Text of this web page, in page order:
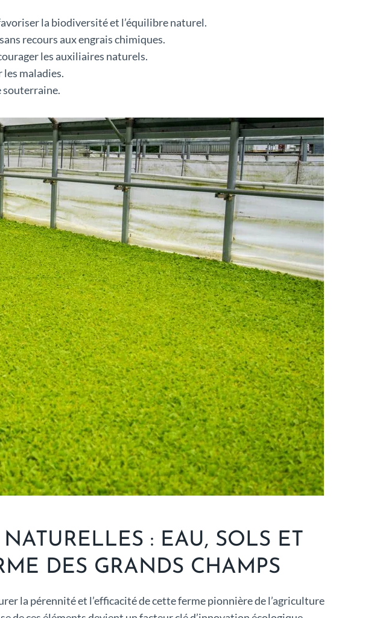
la biodiversité et l’équilibre naturel.
recours aux engrais chimiques.
les auxiliaires naturels.
les maladies.
souterraine.
: EAU, SOLS ET
DES GRANDS CHAMPS
la pérennité et l’efficacité de cette ferme pionnière de l’agriculture